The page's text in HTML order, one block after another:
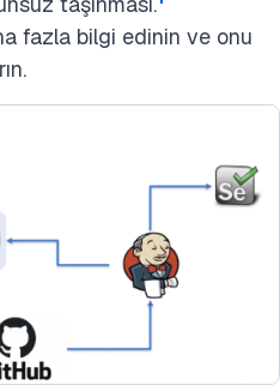
fazla bilgi edinin ve onu